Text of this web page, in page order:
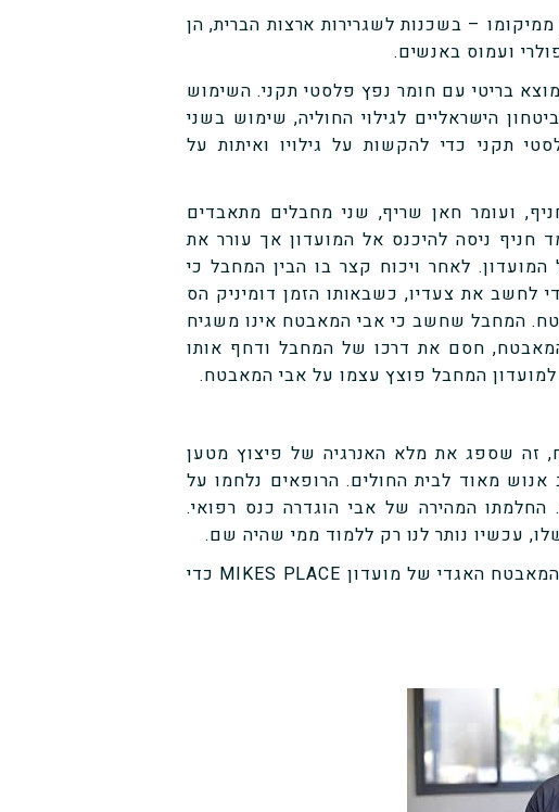
– בשכנות לשגרירות ארצות הברית, הן
ועמוס באנשים.
בריטי עם חומר נפץ פלסטי תקני. השימוש
הישראליים לגילוי החוליה, שימוש בשני
תקני כדי להקשות על גילויו ואיתות על
אסיף מוחמד חניף, ועומר חאן שריף, שני מחבלים מתאבדים
חניף ניסה להיכנס אל המועדון אך עורר את
לאחר ויכוח קצר בו הבין המחבל כי
את צעדיו, כשבאותו הזמן דומיניק הס
המחבל שחשב כי אבי המאבטח אינו משגיח
חסם את דרכו של המחבל ודחף אותו
המחבל פוצץ עצמו על אבי המאבטח.
זה שספג את מלא האנרגיה של פיצוץ מטען
מאוד לבית החולים. הרופאים נלחמו על
החלמתו המהירה של אבי הוגדרה כנס רפואי.
עכשיו נותר לנו רק ללמוד ממי שהיה שם.
היום, 14 לספטמבר 2020, ניפגשתי עם אבי טביב המאבטח האגדי של מועדון MIKES PLACE כדי